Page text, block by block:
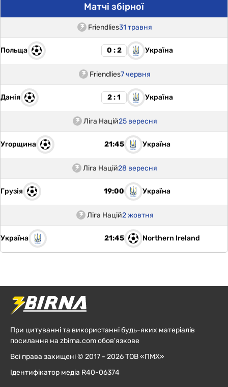
Матчі збірної
Friendlies31 травня
Польща 0 : 2 Україна
Friendlies7 червня
Данія 2 : 1 Україна
Ліга Націй25 вересня
Угорщина 21:45 Україна
Ліга Націй28 вересня
Грузія 19:00 Україна
Ліга Націй2 жовтня
Україна 21:45 Northern Ireland
При цитуванні та використанні будь-яких матеріалів
посилання на zbirna.com обов'язкове
Всі права захищені © 2017 - 2026 ТОВ «ПМХ»
Ідентифікатор медіа R40-06374